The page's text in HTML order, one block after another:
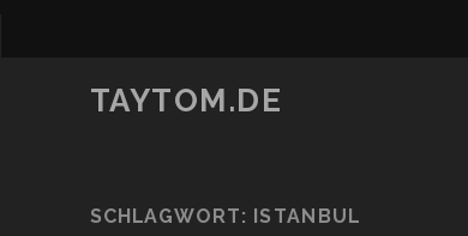
TAYTOM.DE
SCHLAGWORT: ISTANBUL